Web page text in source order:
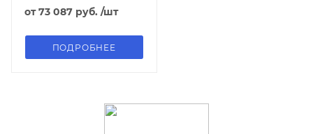
от73 087 руб. /шт
ПОДРОБНЕЕ